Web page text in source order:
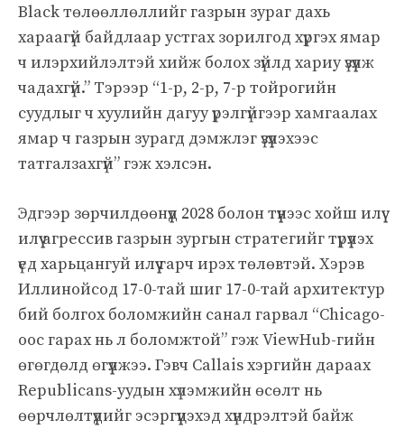
Black төлөөллөллийг газрын зураг дахь
хараагүй байдлаар устгах зорилгод хүргэх ямар
ч илэрхийлэлтэй хийж болох зүйлд хариу үзүүлж
чадахгүй.” Тэрээр “1-р, 2-р, 7-р тойрогийн
суудлыг ч хуулийн дагуу үрэлгүйгээр хамгаалах
ямар ч газрын зурагд дэмжлэг үзүүлэхээс
татгалзахгүй” гэж хэлсэн.
Эдгээр зөрчилдөөнүүд 2028 болон түүнээс хойш илүү
илүү агрессив газрын зургын стратегийг түрүүлэх
үед харьцангуй илүү гарч ирэх төлөвтэй. Хэрэв
Иллинойсод 17-0-тай шиг 17-0-тай архитектур
бий болгох боломжийн санал гарвал “Chicago-
оос гарах нь л боломжтой” гэж ViewHub-гийн
өгөгдөлд өгүүлжээ. Гэвч Callais хэргийн дараах
Republicans-уудын хүлэмжийн өсөлт нь
өөрчлөлтүүдийг эсэргүүцэхэд хүндрэлтэй байж